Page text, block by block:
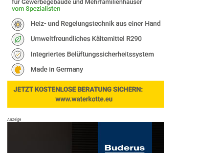
Anzeige